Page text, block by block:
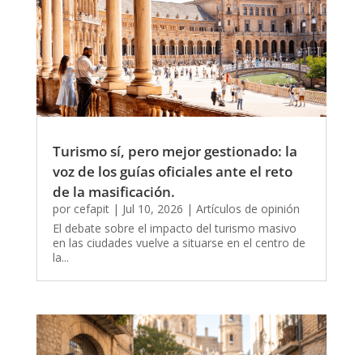
Turismo sí, pero mejor gestionado: la
voz de los guías oficiales ante el reto
de la masificación.
por cefapit| Jul 10, 2026 | Artículos de opinión
El debate sobre el impacto del turismo masivo
en las ciudades vuelve a situarse en el centro de
la...